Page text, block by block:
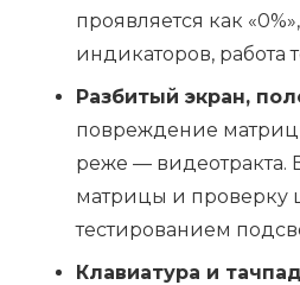
проявляется как
индикаторов, работа
Разбитый экран,
повреждение
реже — видеотракта.
матрицы и проверку
тестированием
Клавиатура и тачпад